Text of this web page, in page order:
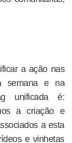
a ação nas
semana e na
unificada é:
a criação e
a esta
e vinhetas